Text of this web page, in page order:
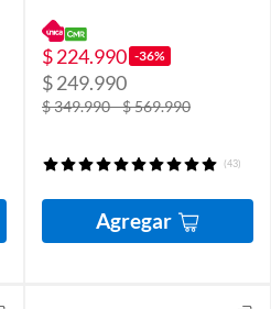
$ 224.990 -36%
$ 249.990
$ 349.990 - $ 569.990
(43)
Agregar